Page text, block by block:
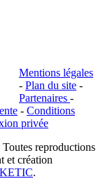
Mentions légales
- Plan du site -
Partenaires -
- Conditions
privée
reproductions
et création
.